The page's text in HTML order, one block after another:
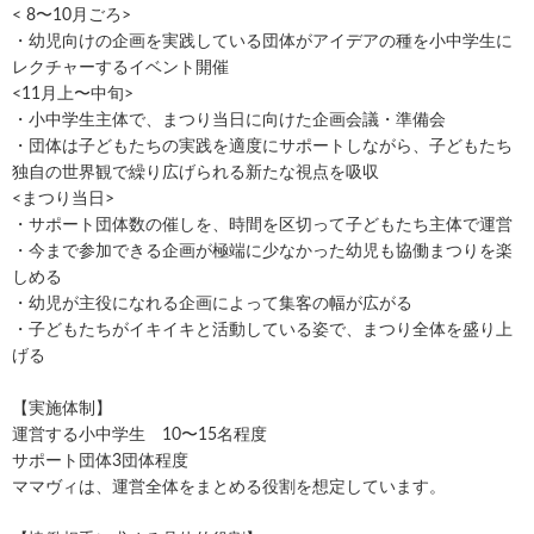
< 8〜10月ごろ>
・幼児向けの企画を実践している団体がアイデアの種を小中学生に
レクチャーするイベント開催
<11月上〜中旬>
・小中学生主体で、まつり当日に向けた企画会議・準備会
・団体は子どもたちの実践を適度にサポートしながら、子どもたち
独自の世界観で繰り広げられる新たな視点を吸収
<まつり当日>
・サポート団体数の催しを、時間を区切って子どもたち主体で運営
・今まで参加できる企画が極端に少なかった幼児も協働まつりを楽
しめる
・幼児が主役になれる企画によって集客の幅が広がる
・子どもたちがイキイキと活動している姿で、まつり全体を盛り上
げる
【実施体制】
運営する小中学生 10〜15名程度
サポート団体3団体程度
ママヴィは、運営全体をまとめる役割を想定しています。